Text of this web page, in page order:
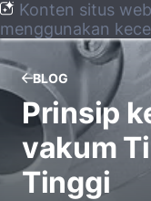
Konten situs
menggunakan
BLOG
Prinsip
vakum
Tinggi